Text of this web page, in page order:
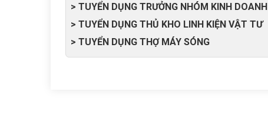
> TUYỂN DỤNG TRƯỞNG NHÓM KINH DOANH
> TUYỂN DỤNG THỦ KHO LINH KIỆN VẬT TƯ
> TUYỂN DỤNG THỢ MÁY SÓNG